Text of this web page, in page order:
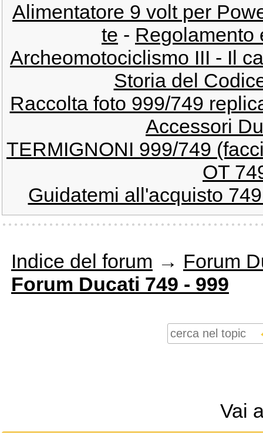
Alimentatore 9 volt per
te - Regolamento
Archeomotociclismo III - Il
Storia del
Raccolta foto 999/749
Accessori
TERMIGNONI 999/749
OT
Guidatemi all'acquisto
Indice del forum → Forum
Forum Ducati 749 - 999
Vai